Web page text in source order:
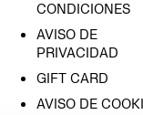
CONDICIONES
AVISO DE
PRIVACIDAD
GIFT CARD
AVISO DE